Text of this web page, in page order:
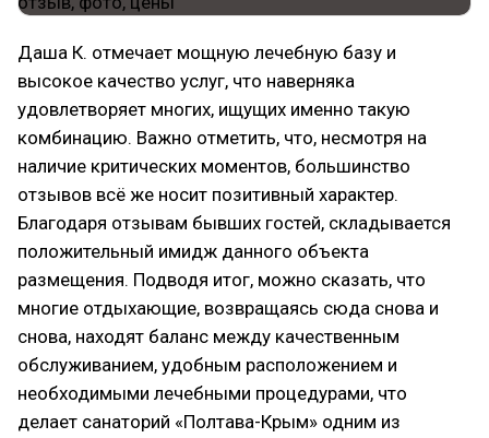
Даша К. отмечает мощную лечебную базу и
высокое качество услуг, что наверняка
удовлетворяет многих, ищущих именно такую
комбинацию. Важно отметить, что, несмотря на
наличие критических моментов, большинство
отзывов всё же носит позитивный характер.
Благодаря отзывам бывших гостей, складывается
положительный имидж данного объекта
размещения. Подводя итог, можно сказать, что
многие отдыхающие, возвращаясь сюда снова и
снова, находят баланс между качественным
обслуживанием, удобным расположением и
необходимыми лечебными процедурами, что
делает санаторий «Полтава-Крым» одним из